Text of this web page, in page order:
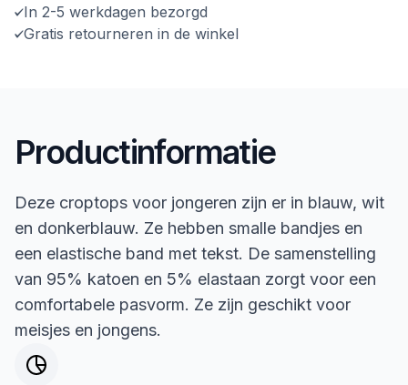
In 2-5 werkdagen bezorgd
Gratis retourneren in de winkel
Productinformatie
Deze croptops voor jongeren zijn er in blauw, wit
en donkerblauw. Ze hebben smalle bandjes en
een elastische band met tekst. De samenstelling
van 95% katoen en 5% elastaan zorgt voor een
comfortabele pasvorm. Ze zijn geschikt voor
meisjes en jongens.